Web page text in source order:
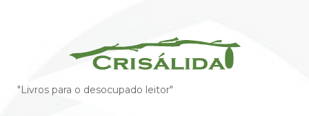
"Livros para o desocupado leitor"